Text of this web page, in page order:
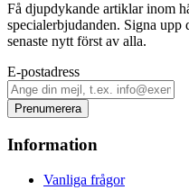
Få djupdykande artiklar inom
specialerbjudanden. Signa
senaste nytt först av alla.
E-postadress
Prenumerera
Information
Vanliga frågor